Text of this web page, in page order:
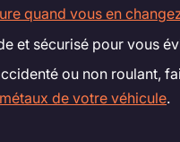
quand vous en
et sécurisé pour vous
ou non roulant,
de votre véhicule.